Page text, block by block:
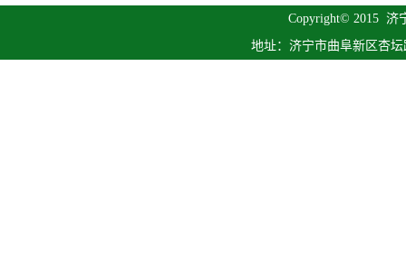
Copyright© 2015 济
地址：济宁市曲阜新区杏